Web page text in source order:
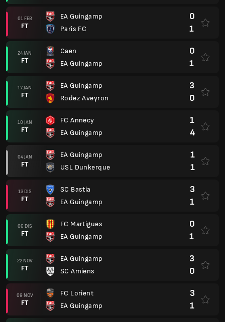
01 FEB
FT
EA Guingamp
Paris FC
0
1
24 JAN
FT
Caen
EA Guingamp
0
1
17 JAN
FT
EA Guingamp
Rodez Aveyron
3
0
10 JAN
FT
FC Annecy
EA Guingamp
1
4
04 JAN
FT
EA Guingamp
USL Dunkerque
1
1
13 DIS
FT
SC Bastia
EA Guingamp
3
1
06 DIS
FT
FC Martigues
EA Guingamp
0
1
22 NOV
FT
EA Guingamp
SC Amiens
3
0
09 NOV
FT
FC Lorient
EA Guingamp
3
1